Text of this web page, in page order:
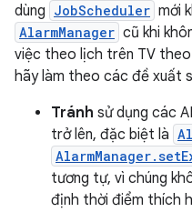
dùng JobScheduler mới
AlarmManager cũ khi
việc theo lịch trên TV
hãy làm theo các đề xuất
Tránh sử dụng các
trở lên, đặc biệt là
tương tự, vì chúng
định thời điểm thích